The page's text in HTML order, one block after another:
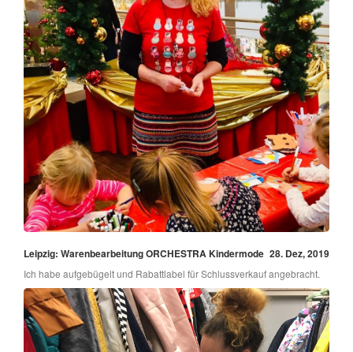
Leipzig: Warenbearbeitung ORCHESTRA Kindermode 28. Dez, 2019
Ich habe aufgebügelt und Rabattlabel für Schlussverkauf angebracht.